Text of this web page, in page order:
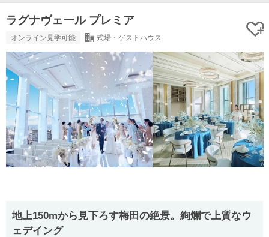
ラグナヴェール プレミア
オンライン見学可能 式場・ゲストハウス
地上150mから見下ろす梅田の絶景。絢爛で上質なウ
ェデイング